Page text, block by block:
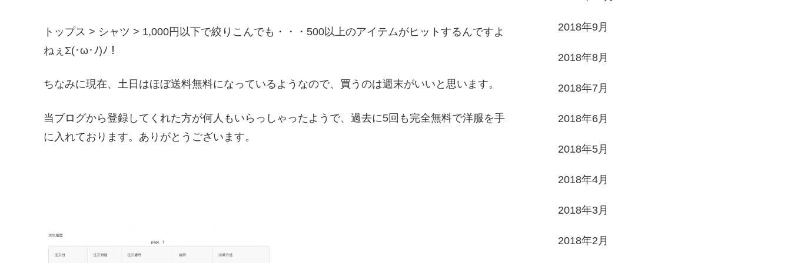
トップス > シャツ > 1,000円以下で絞りこんでも・・・500以上のアイテムがヒットするんですよ
ねぇΣ(･ω･ﾉ)ﾉ！
ちなみに現在、土日はほぼ送料無料になっているようなので、買うのは週末がいいと思います。
当ブログから登録してくれた方が何人もいらっしゃったようで、過去に5回も完全無料で洋服を手
に入れております。ありがとうございます。
2018年9月
2018年8月
2018年7月
2018年6月
2018年5月
2018年4月
2018年3月
2018年2月